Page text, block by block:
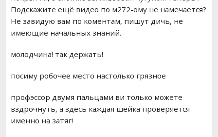
Подскажите ещё видео по м272-ому не намечается?
Не завидую вам по коментам, пишут дичь, не
имеющие начальных знаний.
молодчина! так держать!
посиму робочее место настолько грязное
профэссор двумя пальцами ви только можете
вздрочнуть, а здесь каждая шейка проверяется
именно на затяг!